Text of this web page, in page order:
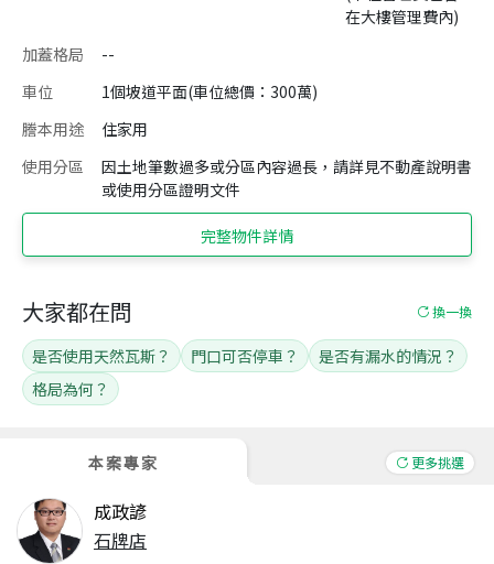
在大樓管理費內)
加蓋格局
--
車位
1個坡道平面(車位總價：300萬)
謄本用途
住家用
使用分區
因土地筆數過多或分區內容過長，請詳見不動產說明書
或使用分區證明文件
完整物件詳情
本案專家 更多挑選
成政諺
石牌店
大家都在問 換一換
是否使用天然瓦斯？ 門口可否停車？
是否有漏水的情況？
格局為何？